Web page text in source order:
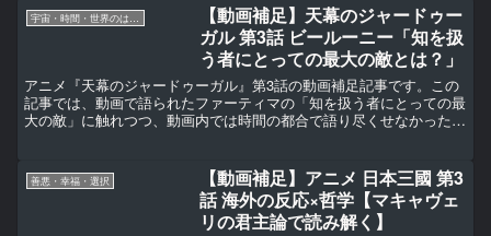
宇宙・時間・世界のはじまり
【動画補足】天幕のジャードゥー
ガル 第3話 ビールーニー「知を扱
う者にとっての最大の敵とは？」
アニメ『天幕のジャードゥーガル』第3話の動画補足記事です。この
記事では、動画で語られたファーティマの「知を扱う者にとっての最
大の敵」に触れつつ、動画内では時間の都合で語り尽くせなかったア
善悪・幸福・選択
【動画補足】アニメ 日本三國 第3
話 海外の反応×哲学【マキャヴェ
リの君主論で読み解く】